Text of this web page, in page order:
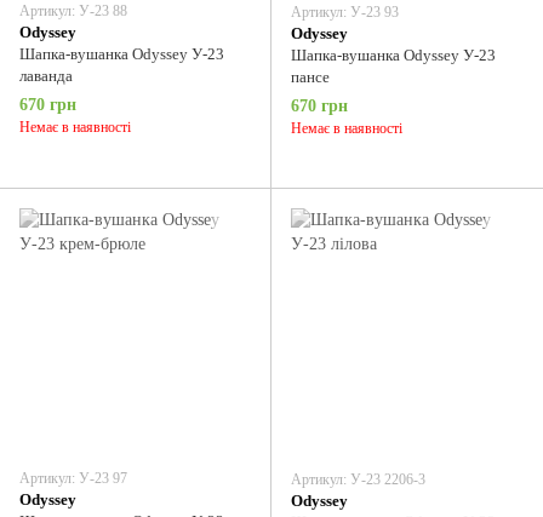
Артикул: У-23 88
Odyssey
Шапка-вушанка Odyssey У-23
лаванда
670 грн
Немає в наявності
Артикул: У-23 93
Odyssey
Шапка-вушанка Odyssey У-23
пансе
670 грн
Немає в наявності
Артикул: У-23 97
Odyssey
Артикул: У-23 2206-3
Odyssey